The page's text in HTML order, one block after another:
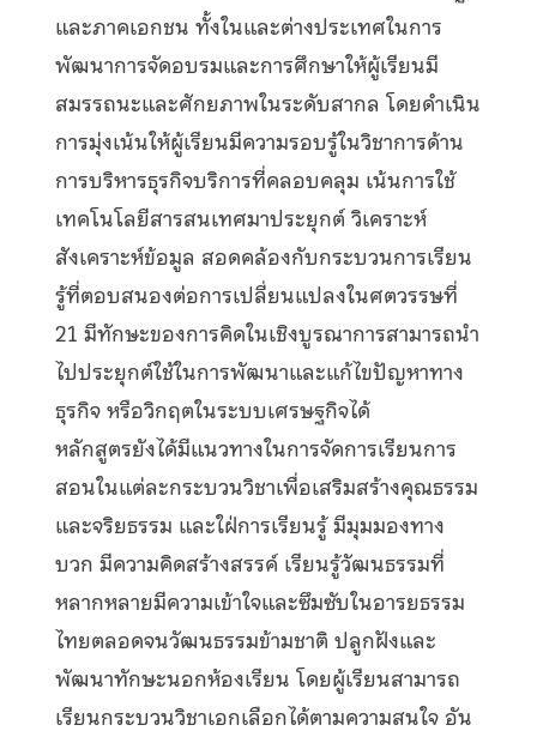
และภาคเอกชน ทั้งในและต่างประเทศในการ
พัฒนาการจัดอบรมและการศึกษาให้ผู้เรียนมี
สมรรถนะและศักยภาพในระดับสากล โดยดำเนิน
การมุ่งเน้นให้ผู้เรียนมีความรอบรู้ในวิชาการด้าน
การบริหารธุรกิจบริการที่คลอบคลุม เน้นการใช้
เทคโนโลยีสารสนเทศมาประยุกต์ วิเคราะห์
สังเคราะห์ข้อมูล สอดคล้องกับกระบวนการเรียน
รู้ที่ตอบสนองต่อการเปลี่ยนแปลงในศตวรรษที่
21 มีทักษะของการคิดในเชิงบูรณาการสามารถนำ
ไปประยุกต์ใช้ในการพัฒนาและแก้ไขปัญหาทาง
ธุรกิจ หรือวิกฤตในระบบเศรษฐกิจได้
หลักสูตรยังได้มีแนวทางในการจัดการเรียนการ
สอนในแต่ละกระบวนวิชาเพื่อเสริมสร้างคุณธรรม
และจริยธรรม และใฝ่การเรียนรู้ มีมุมมองทาง
บวก มีความคิดสร้างสรรค์ เรียนรู้วัฒนธรรมที่
หลากหลายมีความเข้าใจและซึมซับในอารยธรรม
ไทยตลอดจนวัฒนธรรมข้ามชาติ ปลูกฝังและ
พัฒนาทักษะนอกห้องเรียน โดยผู้เรียนสามารถ
เรียนกระบวนวิชาเอกเลือกได้ตามความสนใจ อัน